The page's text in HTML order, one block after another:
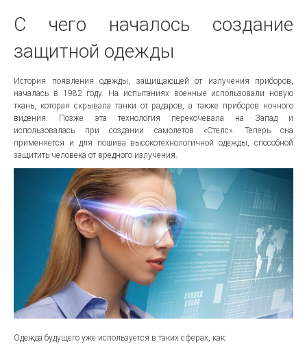
С чего началось создание
защитной одежды
История появления одежды, защищающей от излучения приборов,
началась в 1982 году. На испытаниях военные использовали новую
ткань, которая скрывала танки от радаров, а также приборов ночного
видения. Позже эта технология перекочевала на Запад и
использовалась при создании самолетов «Стелс». Теперь она
применяется и для пошива высокотехнологичной одежды, способной
защитить человека от вредного излучения.
Одежда будущего уже используется в таких сферах, как: